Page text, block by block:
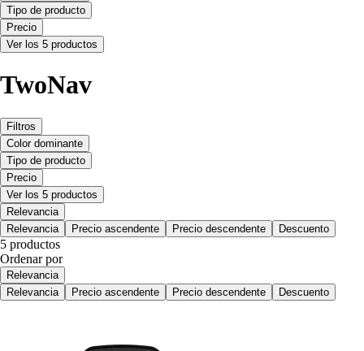
Tipo de producto
Precio
Ver los 5 productos
TwoNav
Filtros
Color dominante
Tipo de producto
Precio
Ver los 5 productos
Relevancia
Relevancia
Precio ascendente Precio descendente Descuento
5 productos
Ordenar por
Relevancia
Relevancia
Precio ascendente Precio descendente Descuento